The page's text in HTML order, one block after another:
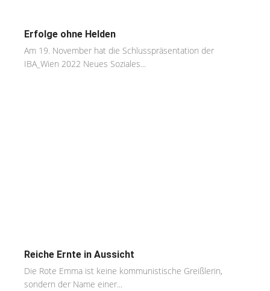
Erfolge ohne Helden
Am 19. November hat die Schlusspräsentation der
IBA_Wien 2022 Neues Soziales...
Reiche Ernte in Aussicht
Die Rote Emma ist keine kommunistische Greißlerin,
sondern der Name einer...